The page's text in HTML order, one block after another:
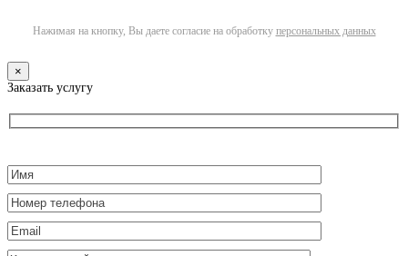
Нажимая на кнопку, Вы даете согласие на обработку персональных данных
×
Заказать услугу